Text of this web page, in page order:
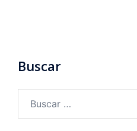
Buscar